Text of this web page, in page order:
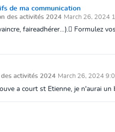
de ma communication
des activités 2024 March 26, 2024
faireadhérer…). Formulez
activités 2024 March 26, 2024
a court st Etienne, je n'aurai